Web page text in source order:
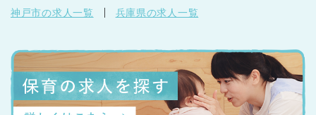
神戸市の求人一覧
兵庫県の求人一覧